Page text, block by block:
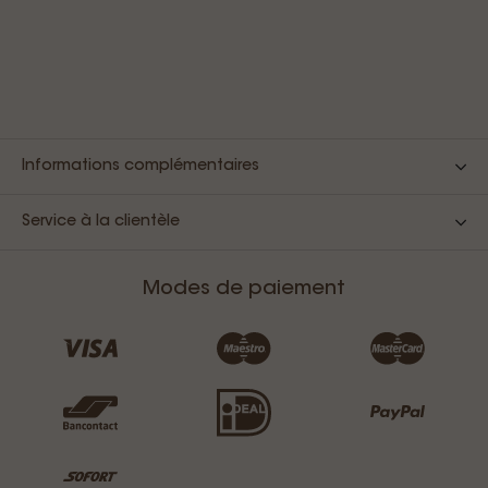
Informations complémentaires
Service à la clientèle
Modes de paiement